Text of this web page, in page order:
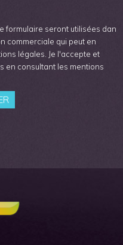
formulaire seront utilisées dans
commerciale qui peut en
légales. Je l'accepte et
en consultant les mentions